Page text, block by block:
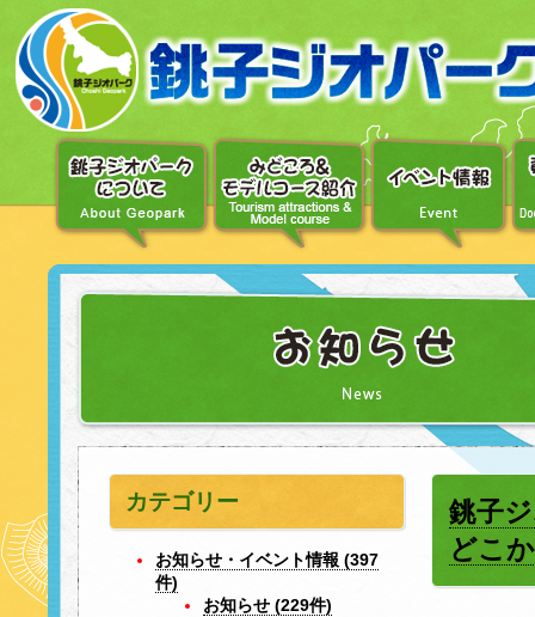
ュ
ー
銚子
どこ
カテゴリー
お知らせ・イベント情報 (397
件)
お知らせ (229件)